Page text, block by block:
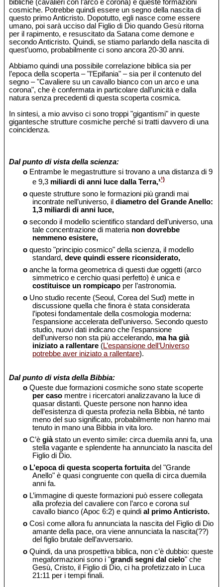
bibliche (cavalieri con l’arco e corona) e queste formazioni
cosmiche. Potrebbe quindi essere un segno della nascita di
questo primo Anticristo. Dopotutto, egli nasce come essere
umano, poi sarà ucciso dal Figlio di Dio quando Gesù ritorna
per il rapimento, e resuscitato da Satana come demone e
secondo Anticristo. Quindi, se stiamo parlando della nascita di
quest’uomo, probabilmente ci sono ancora 20-30 anni.
Abbiamo quindi una possibile correlazione biblica sia per
l’epoca della scoperta – "l’Epifania" – sia per il contenuto del
segno – "Cavaliere su un cavallo bianco con un arco e una
corona", che è confermata in particolare dall’unicità e dalla
natura senza precedenti di questa scoperta cosmica.
In sintesi, a mio avviso ci sono troppi "gigantismi" in queste
gigantesche strutture cosmiche perché si tratti davvero di una
coincidenza.
Dal punto di vista della scienza:
o Entrambe le megastrutture si trovano a una distanza di 9
e 9,3 miliardi di anni luce dalla Terra,¹¹)
o queste strutture sono le formazioni più grandi mai
incontrate nell’universo, ildiametro del Grande Anello:
1,3 miliardi di anni luce,
o secondo il modello scientifico standard dell’universo, una
tale concentrazione di materia non dovrebbe
nemmeno esistere,
o questo "principio cosmico" della scienza, il modello
standard,deve quindi essere riconsiderato,
o anche la forma geometrica di questi due oggetti (arco
simmetrico e cerchio quasi perfetto) è unica e
costituisce un rompicapo per l’astronomia.
o Uno studio recente (Seoul, Corea del Sud) mette in
discussione quella che finora è stata considerata
l’ipotesi fondamentale della cosmologia moderna:
l’espansione accelerata dell’universo. Secondo questo
studio, nuovi dati indicano che l’espansione
dell’universo non sta più accelerando, ma ha già
iniziato a rallentare (L’espansione dell’Universo
potrebbe aver iniziato a rallentare).
Dal punto di vista della Bibbia:
o Queste due formazioni cosmiche sono state scoperte
per caso mentre i ricercatori analizzavano la luce di
quasar distanti. Queste persone non hanno idea
dell’esistenza di questa profezia nella Bibbia, né tanto
meno del suo significato, probabilmente non hanno mai
tenuto in mano una Bibbia in vita loro.
o C’ègiàstato un evento simile: circa duemila anni fa, una
stella vagante e splendente ha annunciato la nascita del
Figlio di Dio.
o L’epoca di questa scoperta fortuitadel "Grande
Anello" è quasi congruente con quella di circa duemila
anni fa.
o L’immagine di queste formazioni può essere collegata
alla profezia del cavaliere con l’arco e corona sul
cavallo bianco (Apoc 6:2) e quindial primo Anticristo.
o Così come allora fu annunciata la nascita del Figlio di Dio
amante della pace, ora viene annunciata la nascita(??)
del figlio brutale dell’avversario.
o Quindi, da una prospettiva biblica, non c’è dubbio: queste
megaformazioni sono i "grandi segni dal cielo" che
Gesù, Cristo, il Figlio di Dio, ci ha profetizzato in Luca
21:11 per i tempi finali.